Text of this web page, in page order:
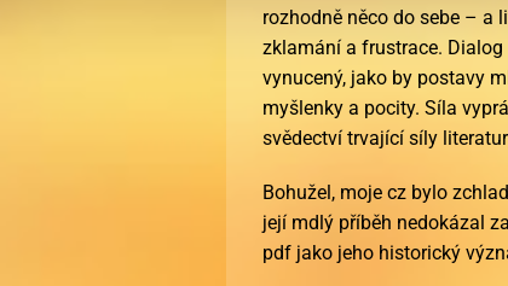
rozhodně něco do sebe – a
zklamání a frustrace. Dialog
vynucený, jako by postavy
myšlenky a pocity. Síla
svědectví trvající síly
Bohužel, moje cz bylo
její mdlý příběh nedokázal
pdf jako jeho historický